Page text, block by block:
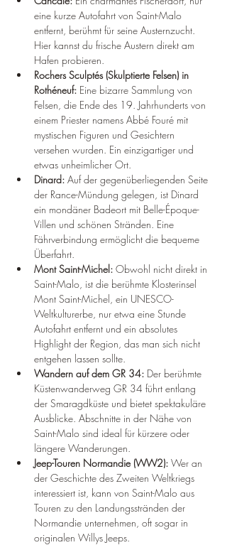
eine kurze Autofahrt von Saint-Malo
entfernt, berühmt für seine Austernzucht.
Hier kannst du frische Austern direkt am
Hafen probieren.
Rochers Sculptés (Skulptierte Felsen) in
Rothéneuf: Eine bizarre Sammlung von
Felsen, die Ende des 19. Jahrhunderts von
einem Priester namens Abbé Fouré mit
mystischen Figuren und Gesichtern
versehen wurden. Ein einzigartiger und
etwas unheimlicher Ort.
Dinard: Auf der gegenüberliegenden Seite
der Rance-Mündung gelegen, ist Dinard
ein mondäner Badeort mit Belle-Époque-
Villen und schönen Stränden. Eine
Fährverbindung ermöglicht die bequeme
Überfahrt.
Mont Saint-Michel: Obwohl nicht direkt in
Saint-Malo, ist die berühmte Klosterinsel
Mont Saint-Michel, ein UNESCO-
Weltkulturerbe, nur etwa eine Stunde
Autofahrt entfernt und ein absolutes
Highlight der Region, das man sich nicht
entgehen lassen sollte.
Wandern auf dem GR 34: Der berühmte
Küstenwanderweg GR 34 führt entlang
der Smaragdküste und bietet spektakuläre
Ausblicke. Abschnitte in der Nähe von
Saint-Malo sind ideal für kürzere oder
längere Wanderungen.
Jeep-Touren Normandie (WW2): Wer an
der Geschichte des Zweiten Weltkriegs
interessiert ist, kann von Saint-Malo aus
Touren zu den Landungsstränden der
Normandie unternehmen, oft sogar in
originalen Willys Jeeps.